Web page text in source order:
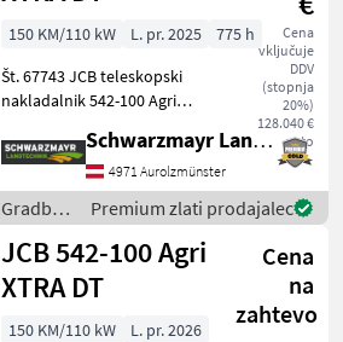
Cena
vključuje
DDV
(stopnja
20%)
128.040 €
neto
150 KM/110 kW L. pr. 2025
775 h
Št. 67743 JCB teleskopski
nakladalnik 542-100 Agri
2 tone - z višino dviga 9, 8
metra - z 150 PS 4-valjnim
motorjem JCB Dieselmax
Commo
Schwarzmayr Landtechnik GmbH - Aurolzmünster
4971 Aurolzmünster
Gradbeni
stroji /
JCB
Premium zlati prodajalec
JCB 542-100 Agri
XTRA DT
Cena
na
zahtevo
150 KM/110 kW
L. pr. 2026